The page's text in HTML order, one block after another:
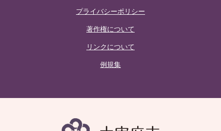
プライバシーポリシー
著作権について
リンクについて
例規集